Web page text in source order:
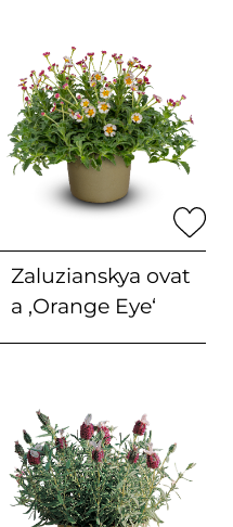
Zaluzianskya ovat
a ‚Orange Eye‘